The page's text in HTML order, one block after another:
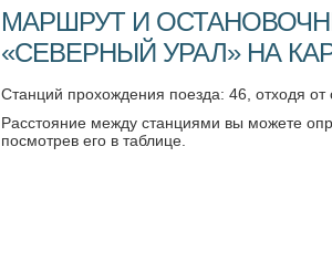
МАРШРУТ И
«СЕВЕРНЫЙ УРАЛ» НА
Станций прохождения поезда: 46, отходя
Расстояние между станциями вы можете
посмотрев его в таблице.